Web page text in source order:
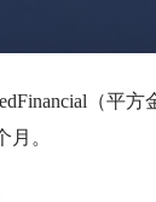
（平
。